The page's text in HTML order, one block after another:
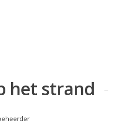
het strand